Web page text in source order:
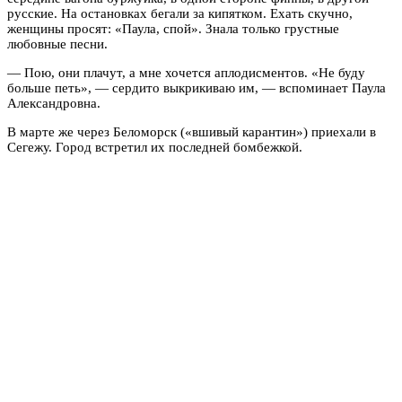
русские. На остановках бегали за кипятком. Ехать скучно,
женщины просят: «Паула, спой». Знала только грустные
любовные песни.
— Пою, они плачут, а мне хочется аплодисментов. «Не буду
больше петь», — сердито выкрикиваю им, — вспоминает Паула
Александровна.
В марте же через Беломорск («вшивый карантин») приехали в
Сегежу. Город встретил их последней бомбежкой.